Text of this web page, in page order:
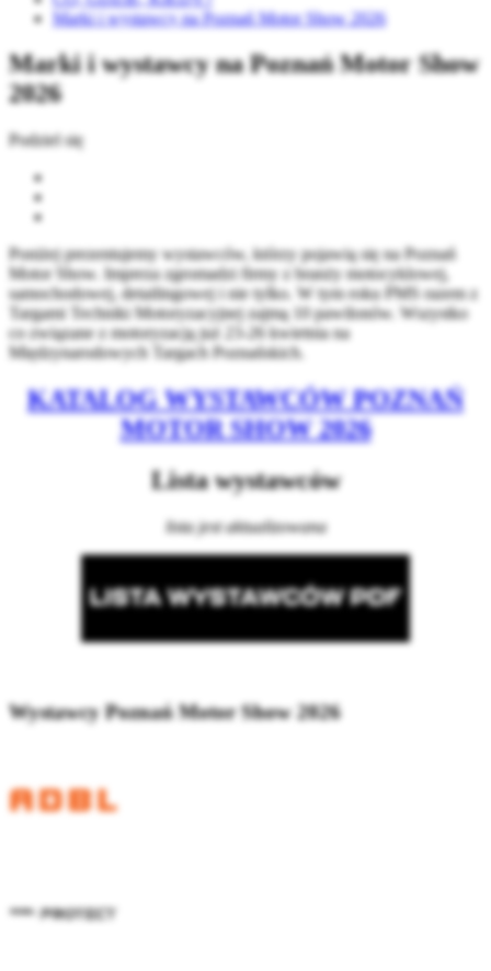
Marki i wystawcy na Poznań Motor Show 2026
Marki i wystawcy na Poznań Motor Show
2026
Podziel się
Poniżej prezentujemy wystawców, którzy pojawią się na Poznań
Motor Show. Impreza zgromadzi firmy z branży motocyklowej,
samochodowej, detailingowej i nie tylko. W tym roku PMS razem z
Targami Techniki Motoryzacyjnej zajmą 10 pawilonów. Wszystko
co związane z motoryzacją już 23-26 kwietnia na
Międzynarodowych Targach Poznańskich.
KATALOG WYSTAWCÓW POZNAŃ
MOTOR SHOW 2026
Lista wystawców
lista jest aktualizowana
Wystawcy Poznań Motor Show 2026